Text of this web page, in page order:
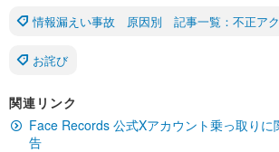
情報漏えい事故 原因別 記事一覧：不正ア
お詫び
関連リンク
Face Records 公式Xアカウント乗っ取りに
告